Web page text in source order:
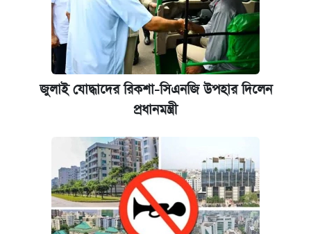
জুলাই যোদ্ধাদের রিকশা-সিএনজি উপহার দিলেন
প্রধানমন্ত্রী